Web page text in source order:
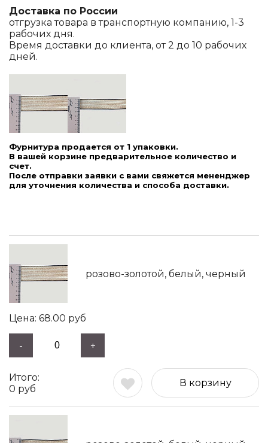
Доставка по России
отгрузка товара в транспортную компанию, 1-3
рабочих дня.
Время доставки до клиента, от 2 до 10 рабочих
дней.
Фурнитура продается от 1 упаковки.
В вашей корзине предварительное количество и
счет.
После отправки заявки с вами свяжется мененджер
для уточнения количества и способа доставки.
розово-золотой, белый, черный
68.00 руб
- +
0 руб
В корзину